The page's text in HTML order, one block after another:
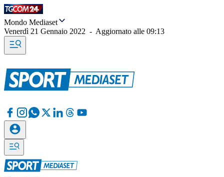
Mondo Mediaset
Venerdì 21 Gennaio 2022 - Aggiornato alle 09:13